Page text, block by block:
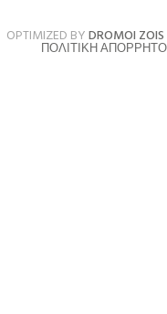
OPTIMIZED BYDROMOI ZOIS
ΠΟΛΙΤΙΚΉ